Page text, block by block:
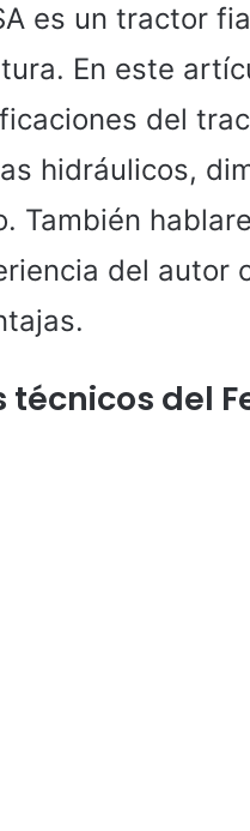
es un tractor
En este
del
hidráulicos,
También
del autor
técnicos del